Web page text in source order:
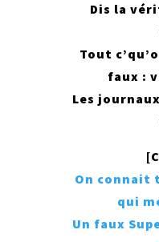
Dis la
Tout
faux :
Les
On connait
qui
Un faux